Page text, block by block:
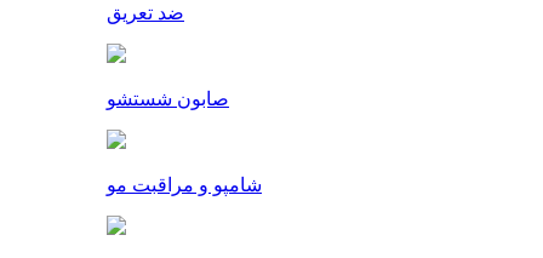
ضد تعریق
صابون شستشو
شامپو و مراقبت مو